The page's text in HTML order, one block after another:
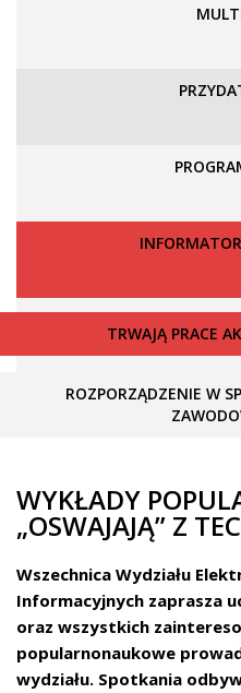
TRWAJĄ PRACE
ROZPORZĄDZENIE W
WYKŁADY
„OSWAJAJĄ” Z
Wszechnica Wydziału
Informacyjnych zaprasza
oraz wszystkich
popularnonaukowe
wydziału. Spotkania